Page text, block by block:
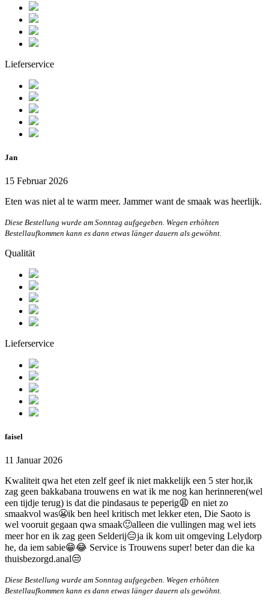
Lieferservice
Jan
15 Februar 2026
Eten was niet al te warm meer. Jammer want de smaak was heerlijk.
Diese Bestellung wurde am Sonntag aufgegeben. Wegen erhöhten
Bestellaufkommen kann es dann etwas länger dauern als gewöhnt.
Qualität
Lieferservice
faisel
11 Januar 2026
Kwaliteit qwa het eten zelf geef ik niet makkelijk een 5 ster hor,ik
zag geen bakkabana trouwens en wat ik me nog kan herinneren(wel
een tijdje terug) is dat die pindasaus te peperig😩 en niet zo
smaakvol was😬ik ben heel kritisch met lekker eten, Die Saoto is
wel vooruit gegaan qwa smaak🙂alleen die vullingen mag wel iets
meer hor en ik zag geen Selderij😑ja ik kom uit omgeving Lelydorp
he, da iem sabie😁😂 Service is Trouwens super! beter dan die ka
thuisbezorgd.anal😒
Diese Bestellung wurde am Sonntag aufgegeben. Wegen erhöhten
Bestellaufkommen kann es dann etwas länger dauern als gewöhnt.